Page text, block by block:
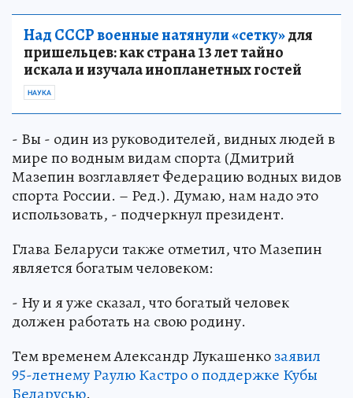
Над СССР военные натянули «сетку»для
пришельцев: как страна 13 лет тайно
искала и изучала инопланетных гостей
НАУКА
- Вы - один из руководителей, видных людей в
мире по водным видам спорта (Дмитрий
Мазепин возглавляет Федерацию водных видов
спорта России. – Ред.). Думаю, нам надо это
использовать, - подчеркнул президент.
Глава Беларуси также отметил, что Мазепин
является богатым человеком:
- Ну и я уже сказал, что богатый человек
должен работать на свою родину.
Тем временем Александр Лукашенкозаявил
95-летнему Раулю Кастро о поддержке Кубы
Беларусью.